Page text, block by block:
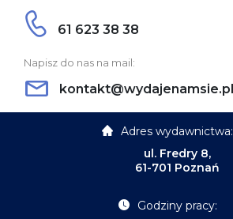
61 623 38 38
Napisz do nas na mail:
kontakt@wydajenamsie.pl
Adres wydawnictwa:
ul. Fredry 8,
61-701 Poznań
Godziny pracy: